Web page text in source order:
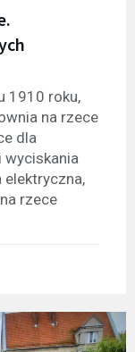
1910 roku,
na rzece
dla
elektryczna,
rzece